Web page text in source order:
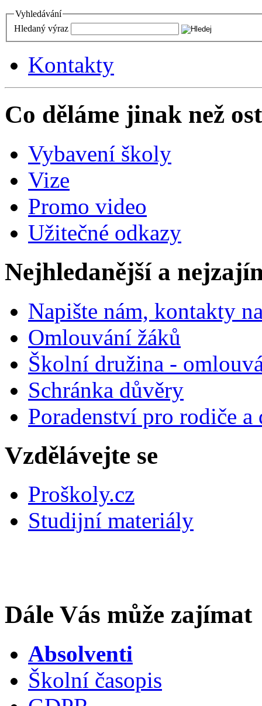
Vyhledávání
Hledaný výraz
Kontakty
Co děláme jinak než
Vybavení školy
Vize
Promo video
Užitečné odkazy
Nejhledanější a
Napište nám, kontakty
Omlouvání žáků
Školní družina -
Schránka důvěry
Poradenství pro rodiče
Vzdělávejte se
Proškoly.cz
Studijní materiály
Dále Vás může zajímat
Absolventi
Školní časopis